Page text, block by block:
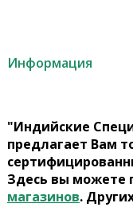
Информация
"Индийские
предлагает Вам
Здесь вы можете
магазинов.